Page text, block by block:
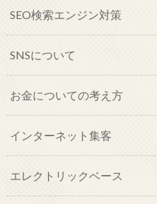
SEO検索エンジン対策
SNSについて
お金についての考え方
インターネット集客
エレクトリックベース